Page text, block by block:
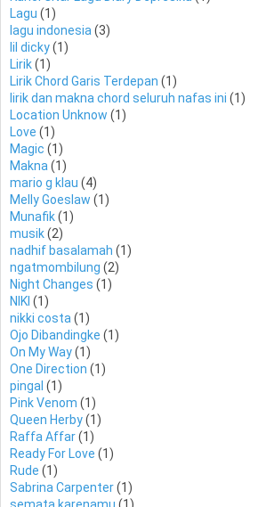
Lagu (1)
lagu indonesia (3)
lil dicky(1)
Lirik(1)
Lirik Chord Garis Terdepan (1)
lirik dan makna chord seluruh nafas ini (1)
Location Unknow (1)
Love (1)
Magic (1)
Makna (1)
mario g klau (4)
Melly Goeslaw (1)
Munafik(1)
musik(2)
nadhif basalamah (1)
ngatmombilung (2)
Night Changes (1)
NIKI (1)
nikki costa (1)
Ojo Dibandingke (1)
On My Way(1)
One Direction (1)
pingal (1)
Pink Venom (1)
Queen Herby(1)
Raffa Affar(1)
Ready For Love (1)
Rude (1)
Sabrina Carpenter(1)
semata karenamu (1)